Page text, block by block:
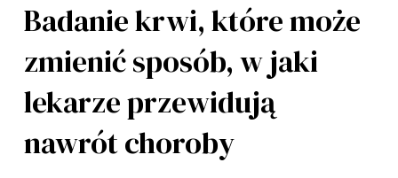
Badanie krwi, które może
zmienić sposób, w jaki
lekarze przewidują
nawrót choroby